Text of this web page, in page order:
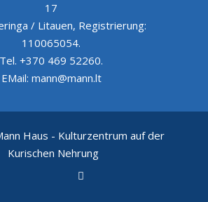
17
/ Litauen, Registrierung:
110065054.
Tel. +370 469 52260.
EMail: mann@mann.lt
Haus - Kulturzentrum auf der
Kurischen Nehrung